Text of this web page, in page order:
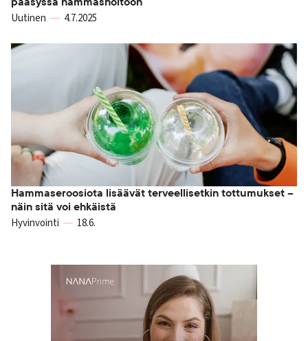
Uutinen 4.7.2025
Hammaseroosiota lisäävät terveellisetkin tottumukset –
näin sitä voi ehkäistä
Hyvinvointi 18.6.